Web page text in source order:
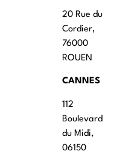
20 Rue du
Cordier,
76000
ROUEN
CANNES
112
Boulevard
du Midi,
06150